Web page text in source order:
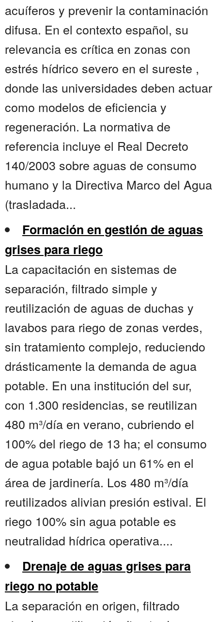
acuíferos y prevenir la contaminación
difusa. En el contexto español, su
relevancia es crítica en zonas con
estrés hídrico severo en el sureste ,
donde las universidades deben actuar
como modelos de eficiencia y
regeneración. La normativa de
referencia incluye el Real Decreto
140/2003 sobre aguas de consumo
humano y la Directiva Marco del Agua
(trasladada...
Formación en gestión de aguas
grises para riego
La capacitación en sistemas de
separación, filtrado simple y
reutilización de aguas de duchas y
lavabos para riego de zonas verdes,
sin tratamiento complejo, reduciendo
drásticamente la demanda de agua
potable. En una institución del sur,
con 1.300 residencias, se reutilizan
480 m³/día en verano, cubriendo el
100% del riego de 13 ha; el consumo
de agua potable bajó un 61% en el
área de jardinería. Los 480 m³/día
reutilizados alivian presión estival. El
riego 100% sin agua potable es
neutralidad hídrica operativa....
Drenaje de aguas grises para
riego no potable
La separación en origen, filtrado